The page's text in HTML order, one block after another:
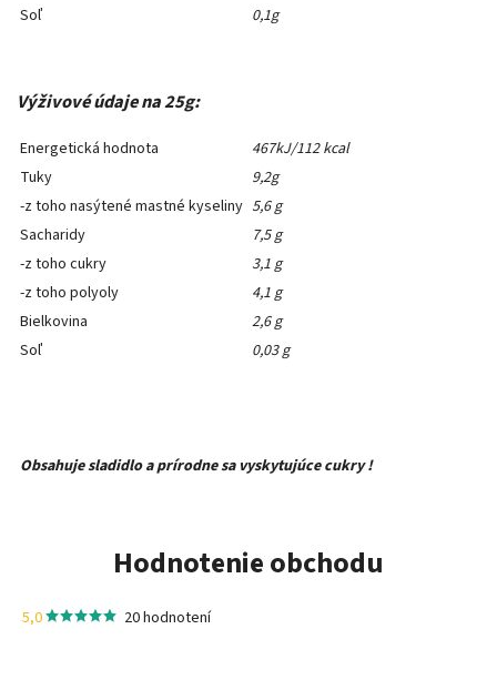
Soľ
0,1g
Výživové údaje na 25g:
Energetická hodnota
467kJ/112 kcal
Tuky
9,2g
-z toho nasýtené mastné kyseliny 5,6 g
Sacharidy
7,5 g
-z toho cukry
3,1 g
-z toho polyoly
4,1 g
Bielkovina
2,6 g
Soľ
0,03 g
Obsahuje sladidlo a prírodne sa vyskytujúce cukry !
Hodnotenie obchodu
5,0 20 hodnotení